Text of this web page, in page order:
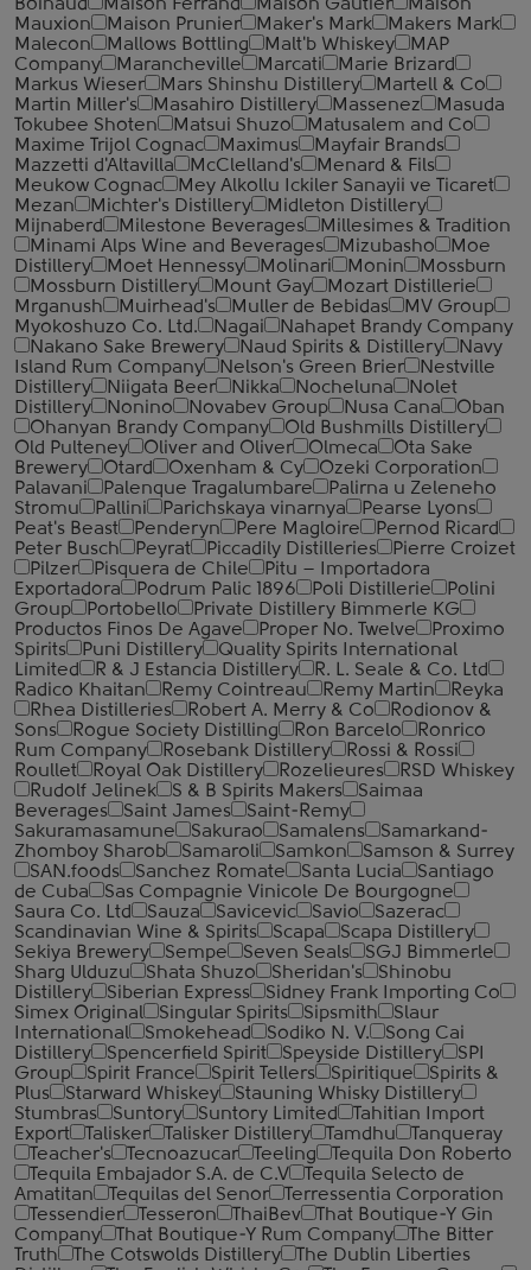
Boinaud
Maison Ferrand Maison Gautier
Maison
Mauxion
Maison Prunier Maker's Mark
Makers Mark
Malecon
Mallows Bottling Malt'b Whiskey
MAP
Company
Marancheville Marcati
Marie Brizard
Markus Wieser
Mars Shinshu Distillery
Martell & Co
Martin Miller's
Masahiro Distillery Massenez
Masuda
Tokubee Shoten
Matsui Shuzo
Matusalem and Co
Maxime Trijol Cognac
Maximus
Mayfair Brands
Mazzetti d'Altavilla
McClelland's
Menard & Fils
Meukow Cognac
Mey Alkollu Ickiler Sanayii ve Ticaret
Mezan
Michter's Distillery
Midleton Distillery
Mijnaberd
Milestone Beverages
Millesimes & Tradition
Minami Alps Wine and Beverages
Mizubasho
Moe
Distillery
Moet Hennessy Molinari Monin
Mossburn
Mossburn Distillery
Mount Gay
Mozart Distillerie
Mrganush
Muirhead's Muller de Bebidas
MV Group
Myokoshuzo Co. Ltd.
Nagai
Nahapet Brandy Company
Nakano Sake Brewery
Naud Spirits & Distillery
Navy
Island Rum Company
Nelson's Green Brier
Nestville
Distillery
Niigata Beer Nikka Nocheluna
Nolet
Distillery
Nonino Novabev Group Nusa Cana
Oban
Ohanyan Brandy Company
Old Bushmills Distillery
Old Pulteney
Oliver and Oliver Olmeca
Ota Sake
Brewery
Otard Oxenham & Cy
Ozeki Corporation
Palavani
Palenque Tragalumbare
Palirna u Zeleneho
Stromu
Pallini Parichskaya vinarnya
Pearse Lyons
Peat's Beast
Penderyn Pere Magloire
Pernod Ricard
Peter Busch
Peyrat Piccadily Distilleries
Pierre Croizet
Pilzer
Pisquera de Chile
Pitu – Importadora
Exportadora
Podrum Palic 1896 Poli Distillerie
Polini
Group
Portobello
Private Distillery Bimmerle KG
Productos Finos De Agave
Proper No. Twelve
Proximo
Spirits
Puni Distillery
Quality Spirits International
Limited
R & J Estancia Distillery
R. L. Seale & Co. Ltd
Radico Khaitan
Remy Cointreau Remy Martin
Reyka
Rhea Distilleries
Robert A. Merry & Co
Rodionov &
Sons
Rogue Society Distilling Ron Barcelo
Ronrico
Rum Company
Rosebank Distillery
Rossi & Rossi
Roullet
Royal Oak Distillery Rozelieures
RSD Whiskey
Rudolf Jelinek
S & B Spirits Makers
Saimaa
Beverages
Saint James
Saint-Remy
Sakuramasamune
Sakurao Samalens
Samarkand-
Zhomboy Sharob
Samaroli Samkon
Samson & Surrey
SAN.foods
Sanchez Romate Santa Lucia
Santiago
de Cuba
Sas Compagnie Vinicole De Bourgogne
Saura Co. Ltd
Sauza Savicevic Savio
Sazerac
Scandinavian Wine & Spirits
Scapa
Scapa Distillery
Sekiya Brewery
Sempe Seven Seals
SGJ Bimmerle
Sharg Ulduzu
Shata Shuzo Sheridan's
Shinobu
Distillery
Siberian Express
Sidney Frank Importing Co
Simex Original
Singular Spirits Sipsmith
Slaur
International
Smokehead Sodiko N. V.
Song Cai
Distillery
Spencerfield Spirit Speyside Distillery
SPI
Group
Spirit France Spirit Tellers Spiritique
Spirits &
Plus
Starward Whiskey
Stauning Whisky Distillery
Stumbras
Suntory Suntory Limited
Tahitian Import
Export
Talisker Talisker Distillery Tamdhu
Tanqueray
Teacher's
Tecnoazucar Teeling
Tequila Don Roberto
Tequila Embajador S.A. de C.V
Tequila Selecto de
Amatitan
Tequilas del Senor
Terressentia Corporation
Tessendier
Tesseron ThaiBev
That Boutique-Y Gin
Company
That Boutique-Y Rum Company
The Bitter
Truth
The Cotswolds Distillery
The Dublin Liberties